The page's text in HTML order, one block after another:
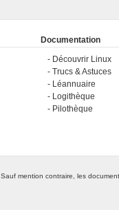
Documentation
Découvrir Linux
Trucs & Astuces
Léannuaire
Logithèque
Pilothèque
Sauf mention contraire, les